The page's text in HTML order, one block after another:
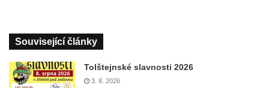
Související články
Tolštejnské slavnosti 2026
3. 8. 2026